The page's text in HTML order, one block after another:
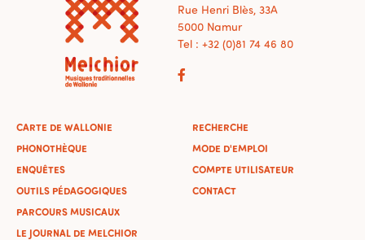
Rue Henri Blès, 33A
5000 Namur
Tel : +32 (0)81 74 46 80
CARTE DE WALLONIE
PHONOTHÈQUE
ENQUÊTES
OUTILS PÉDAGOGIQUES
PARCOURS MUSICAUX
LE JOURNAL DE MELCHIOR
RECHERCHE
MODE D'EMPLOI
COMPTE UTILISATEUR
CONTACT